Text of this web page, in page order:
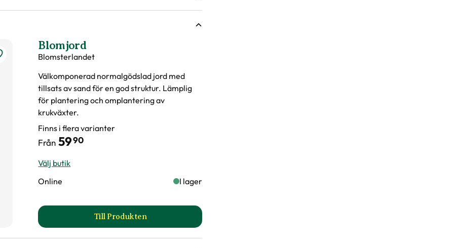
märkningen?
växten?
Blomjord
Blomsterlandet
Välkomponerad normalgödslad jord med
tillsats av sand för en god struktur. Lämplig
för plantering och omplantering av
krukväxter.
Finns i flera varianter
Från 5990
Välj butik
Online
I lager
Till Produkten
till Blomjord produktsida